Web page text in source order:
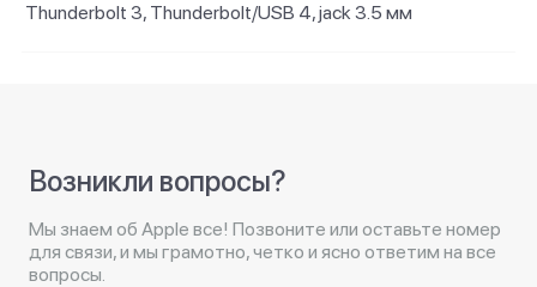
Thunderbolt 3, Thunderbolt/USB 4, jack 3.5 мм
Возникли вопросы?
Мы знаем об Apple все! Позвоните или оставьте номер
для связи, и мы грамотно, четко и ясно ответим на все
вопросы.